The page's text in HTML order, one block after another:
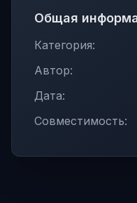
Общая
Категория:
Автор:
Дата:
Совместимость: